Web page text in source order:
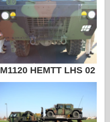
M1120 HEMTT LHS 02